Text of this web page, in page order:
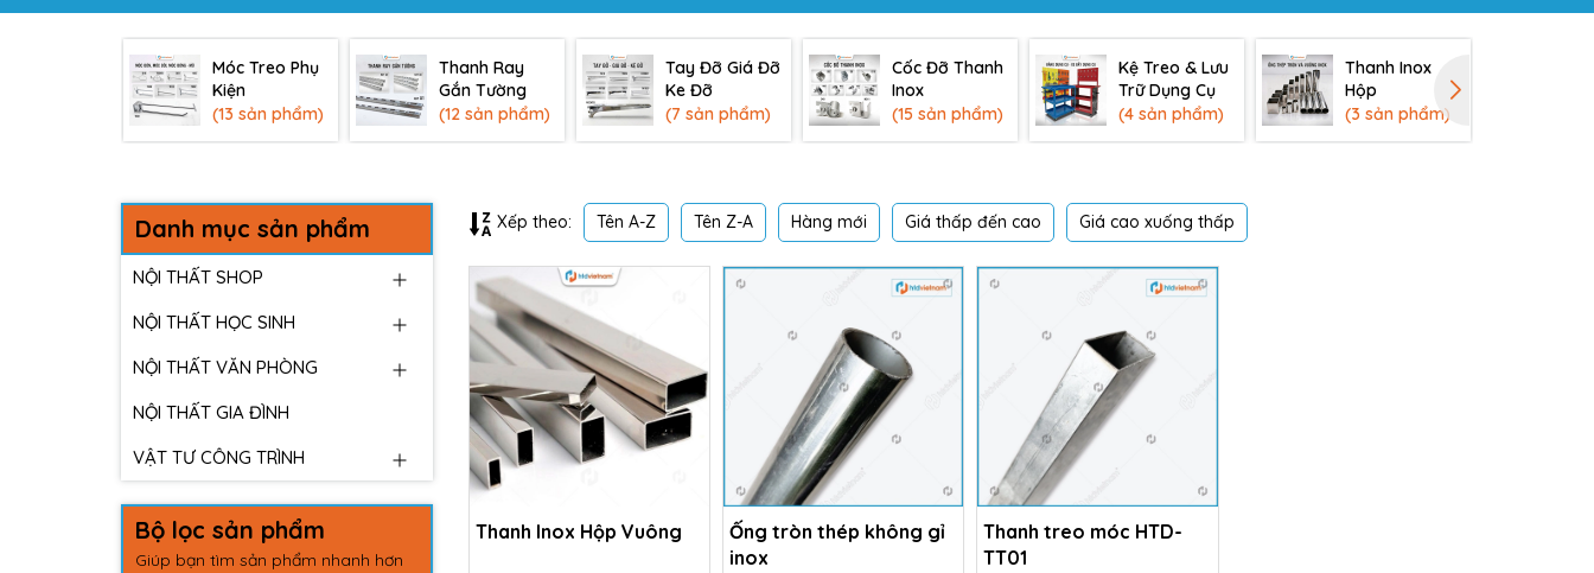
Móc Treo Phụ
Kiện
(13 sản phẩm)
Thanh Ray
Gắn Tường
(12 sản phẩm)
Tay Đỡ Giá Đỡ
Ke Đỡ
(7 sản phẩm)
Cốc Đỡ Thanh
Inox
(15 sản phẩm)
Kệ Treo & Lưu
Trữ Dụng Cụ
(4 sản phẩm)
Thanh Inox
Hộp
(3 sản phẩm)
Danh mục sản phẩm
NỘI THẤT SHOP
NỘI THẤT HỌC SINH
NỘI THẤT VĂN PHÒNG
NỘI THẤT GIA ĐÌNH
VẬT TƯ CÔNG TRÌNH
Bộ lọc sản phẩm
Giúp bạn tìm sản phẩm nhanh hơn
Xếp theo: Tên A-Z Tên Z-A Hàng mới Giá thấp đến cao Giá cao xuống thấp
Thanh Inox Hộp Vuông
Ống tròn thép không gỉ
inox
Thanh treo móc HTD-
TT01